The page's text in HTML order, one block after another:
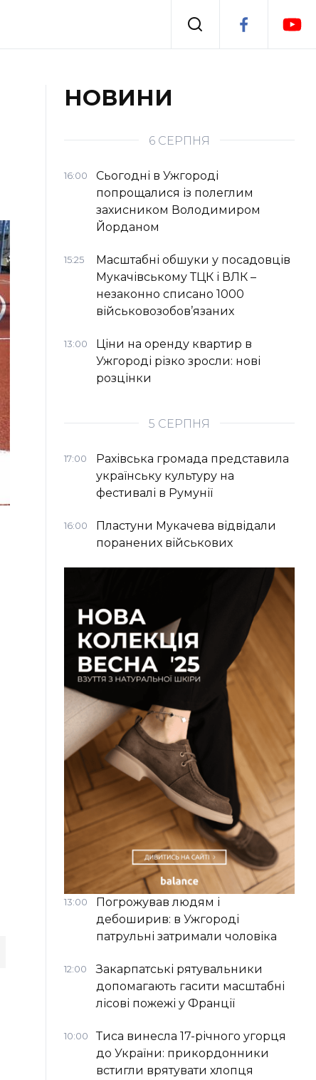
Події
НОВИНИ
6 СЕРПНЯ
16:00
Сьогодні в Ужгороді
попрощалися із полеглим
захисником Володимиром
Йорданом
15:25
Масштабні обшуки у посадовців
Мукачівському ТЦК і ВЛК –
незаконно списано 1000
військовозобов’язаних
13:00
Ціни на оренду квартир в
Ужгороді різко зросли: нові
розцінки
5 СЕРПНЯ
17:00
Рахівська громада представила
українську культуру на
фестивалі в Румунії
16:00
Пластуни Мукачева відвідали
поранених військових
13:00
Погрожував людям і
дебоширив: в Ужгороді
патрульні затримали чоловіка
12:00
Закарпатські рятувальники
допомагають гасити масштабні
лісові пожежі у Франції
10:00
Тиса винесла 17-річного угорця
до України: прикордонники
встигли врятувати хлопця